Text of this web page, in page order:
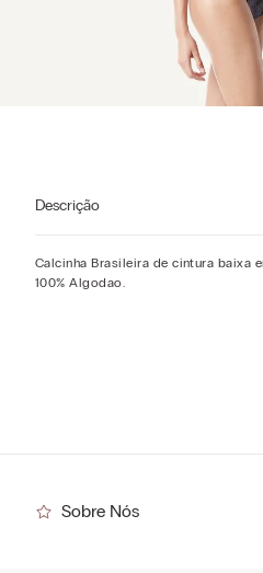
Descrição
Calcinha Brasileira de cintura baixa
100% Algodao.
Sobre Nós